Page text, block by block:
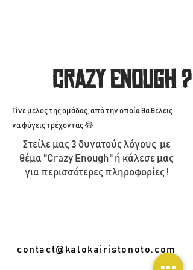
Crazy Enough ?
Γίνε μέλος της ομάδας, από την οποία θα θέλεις
να φύγεις τρέχοντας 😂
Στείλε μας 3 δυνατούς λόγους με
θέμα "Crazy Enough" ή κάλεσε μας
για περισσότερες πληροφορίες !
contact@kalokairistonoto.com